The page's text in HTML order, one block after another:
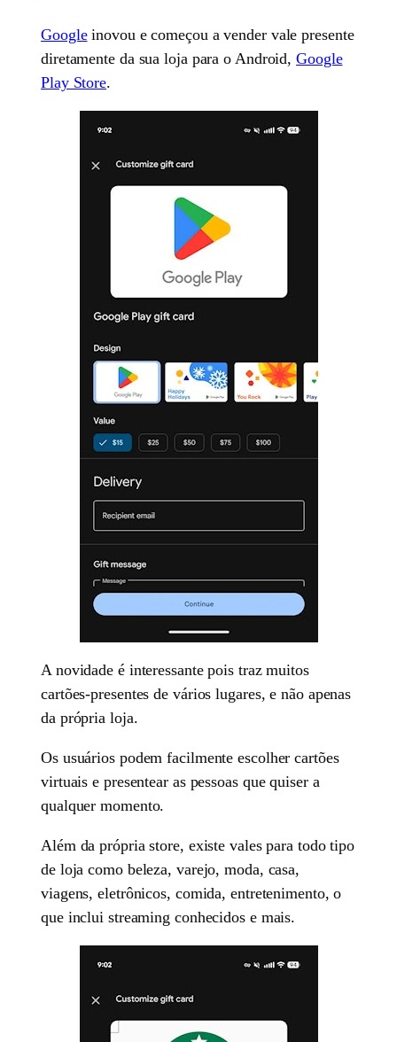
Googleinovou e começou a vender vale presente
diretamente da sua loja para o Android,Google
Play Store.
A novidade é interessante pois traz muitos
cartões-presentes de vários lugares, e não apenas
da própria loja.
Os usuários podem facilmente escolher cartões
virtuais e presentear as pessoas que quiser a
qualquer momento.
Além da própria store, existe vales para todo tipo
de loja como beleza, varejo, moda, casa,
viagens, eletrônicos, comida, entretenimento, o
que inclui streaming conhecidos e mais.